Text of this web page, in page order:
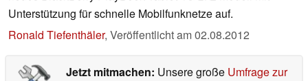
Unterstützung für schnelle Mobilfunknetze auf.
Ronald Tiefenthäler, Veröffentlicht am02.08.2012
Jetzt mitmachen: Unsere große Umfrage zur